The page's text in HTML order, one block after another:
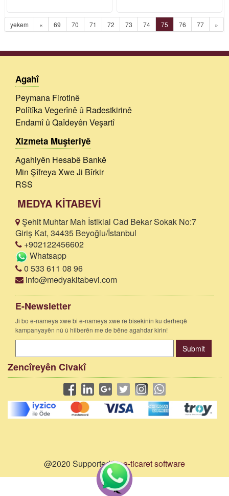
yekem « 69 70 71 72 73 74 75 76 77 »
Agahî
Peymana Firotinê
Polîtîka Vegerînê û Radestkirinê
Endamî û Qaîdeyên Veşartî
Xizmeta Muşteriyê
Agahiyên Hesabê Bankê
Min Şîfreya Xwe Ji Bîrkir
RSS
MEDYA KİTABEVİ
Şehit Muhtar Mah İstiklal Cad Bekar Sokak No:7
Giriş Kat, 34435 Beyoğlu/İstanbul
+902122456602
Whatsapp
0 533 611 08 96
info@medyakitabevi.com
E-Newsletter
Ji bo e-nameya xwe bi e-nameya xwe re bisekinin ku derheqê
kampanyayên nû û hilberên me de bêne agahdar kirin!
Submit
Zencîreyên Civakî
@2020 Supported bye-ticaret software